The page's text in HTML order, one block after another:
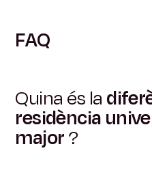
FAQ
Quina és la
residència
major?